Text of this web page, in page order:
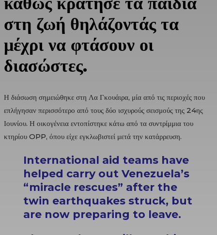
στη ζωή θηλάζοντάς τα
μέχρι να φτάσουν οι
διασώστες.
Η διάσωση σημειώθηκε στη Λα Γκουάιρα, μία από τις περιοχές που
επλήγησαν περισσότερο από τους δύο ισχυρούς σεισμούς της 24ης
Ιουνίου. Η οικογένεια εντοπίστηκε κάτω από τα συντρίμμια του
κτηρίου OPP, όπου είχε εγκλωβιστεί μετά την κατάρρευση.
International aid teams have
helped carry out Venezuela’s
“miracle rescues” after the
twin earthquakes struck, but
are now preparing to leave.